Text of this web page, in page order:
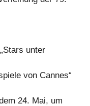
unter
von Cannes“
24. Mai, um